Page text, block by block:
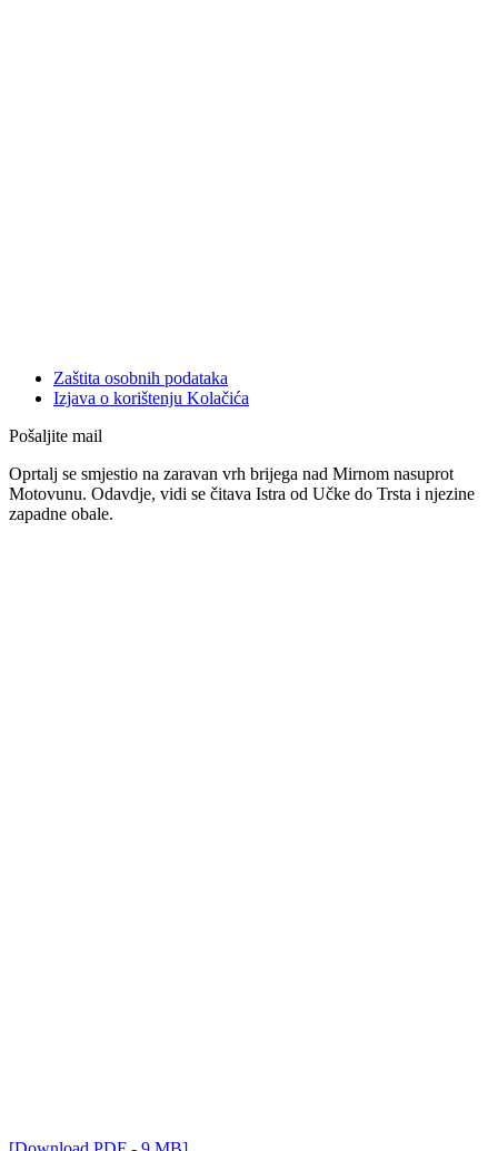
Zaštita osobnih podataka
Izjava o korištenju Kolačića
Pošaljite mail
Oprtalj se smjestio na zaravan vrh brijega nad Mirnom nasuprot
Motovunu. Odavdje, vidi se čitava Istra od Učke do Trsta i njezine
zapadne obale.